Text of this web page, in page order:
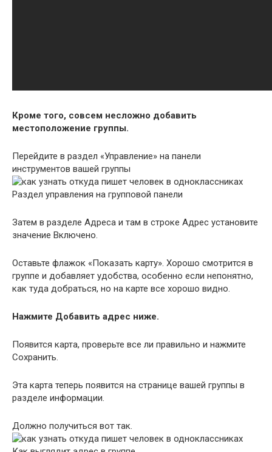
Кроме того, совсем несложно добавить
местоположение группы.
Перейдите в раздел «Управление» на панели
инструментов вашей группы
Раздел управления на групповой панели
Затем в разделе Адреса и там в строке Адрес установите
значение Включено.
Оставьте флажок «Показать карту». Хорошо смотрится в
группе и добавляет удобства, особенно если непонятно,
как туда добраться, но на карте все хорошо видно.
Нажмите Добавить адрес ниже.
Появится карта, проверьте все ли правильно и нажмите
Сохранить.
Эта карта теперь появится на странице вашей группы в
разделе информации.
Должно получиться вот так.